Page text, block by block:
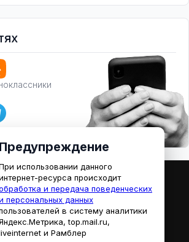
АфишаКино
,reklama@mediaryazan.ru
Предупреждение
использовании данного
ресурса происходит
и передача поведенческих
персональных данных
в систему аналитики
top.mail.ru,
и Рамблер